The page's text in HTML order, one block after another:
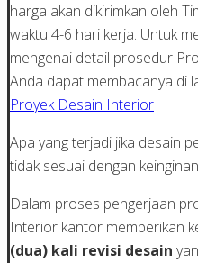
harga akan dikirimkan oleh
waktu 4-6 hari kerja. Untuk
mengenai detail prosedur
Anda dapat membacanya di
Proyek Desain Interior
Apa yang terjadi jika desain
tidak sesuai dengan
Dalam proses pengerjaan
Interior kantor memberikan
(dua) kali revisi desain